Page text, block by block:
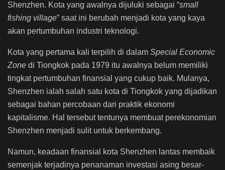
Shenzhen. Kota yang awalnya dijuluki sebagai “small
fishing village” saat ini berubah menjadi kota yang kaya
akan pertumbuhan industri teknologi.
Kota yang pertama kali terpilih di dalam Special Economic
Zone di Tiongkok pada 1979 itu awalnya belum memiliki
tingkat pertumbuhan finansial yang cukup baik. Mulanya,
Shenzhen ialah salah satu kota di Tiongkok yang dijadikan
sebagai bahan percobaan dari praktik ekonomi
kapitalisme. Hal tersebut tentunya membuat perekonomian
Shenzhen menjadi sulit untuk berkembang.
Namun, keadaan finansial kota Shenzhen lantas membaik
semenjak terjadinya penanaman investasi asing besar-